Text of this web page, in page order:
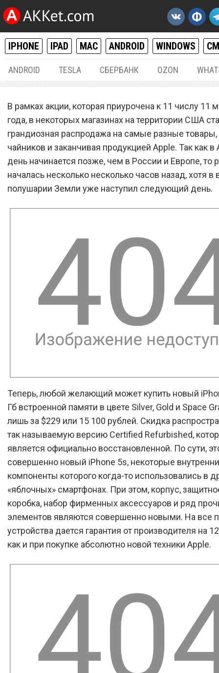
IPHONE IPAD MAC ANDROID WINDOWS
ANDROID TESLA СБЕРБАНК OZON
Как купить новый iPhone
рамках временной акции
за $229
В рамках акции, которая приурочена к 11 числу 11
года, в некоторых магазинах на территории США
грандиозная распродажа на самые разные товары,
чайников и заканчивая продукцией Apple. Так как
день начинается позже, чем в России и Европе, то
началась несколько несколько часов назад, хотя в
полушарии Земли уже наступил следующий день.
Теперь, любой желающий может купить новый
Гб встроенной памяти в цвете Silver, Gold и Space
лишь за $229 или 15 100 рублей. Скидка
так называемую версию Certified Refurbished,
является официально восстановленной. По сути,
совершенно новый iPhone 5s, некоторые
компоненты которого когда-то использовались в
«яблочных» смартфонах. При этом, корпус,
коробка, набор фирменных аксессуаров и ряд
элементов являются совершенно новыми. На все
устройства дается гарантия от производителя на
как и при покупке абсолютно новой техники Apple.